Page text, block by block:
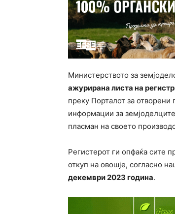
Министерството за
ажурирана листа на
преку Порталот за отворени
информации за
пласман на своето
Регистерот ги опфаќа сите
откуп на овошје, согласно
декември 2023 година.